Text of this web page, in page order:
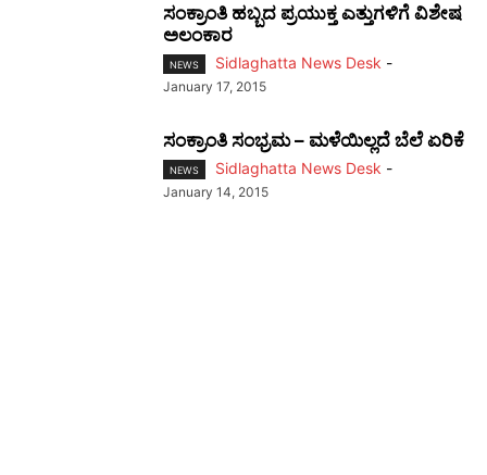
ಸಂಕ್ರಾಂತಿ ಹಬ್ಬದ ಪ್ರಯುಕ್ತ ಎತ್ತುಗಳಿಗೆ ವಿಶೇಷ
ಅಲಂಕಾರ
NEWS Sidlaghatta News Desk -
January 17, 2015
ಸಂಕ್ರಾಂತಿ ಸಂಭ್ರಮ – ಮಳೆಯಿಲ್ಲದೆ ಬೆಲೆ ಏರಿಕೆ
NEWS Sidlaghatta News Desk -
January 14, 2015